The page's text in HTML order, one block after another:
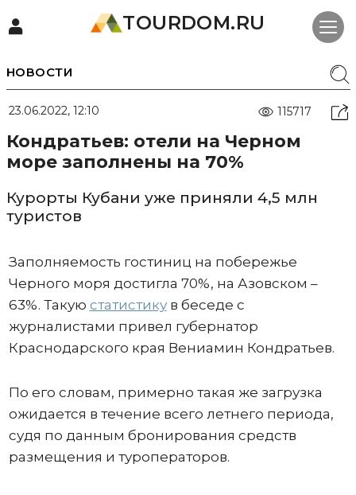
TOURDOM.RU
НОВОСТИ
23.06.2022, 12:10 115717
Кондратьев: отели на Черном
море заполнены на 70%
Курорты Кубани уже приняли 4,5 млн
туристов
Заполняемость гостиниц на побережье
Черного моря достигла 70%, на Азовском –
63%. Такую статистикув беседе с
журналистами привел губернатор
Краснодарского края Вениамин Кондратьев.
По его словам, примерно такая же загрузка
ожидается в течение всего летнего периода,
судя по данным бронирования средств
размещения и туроператоров.